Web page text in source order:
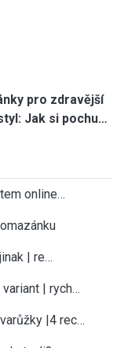
pro zdravější
Jak si pochu…
online…
| re…
| rych…
|4 rec…